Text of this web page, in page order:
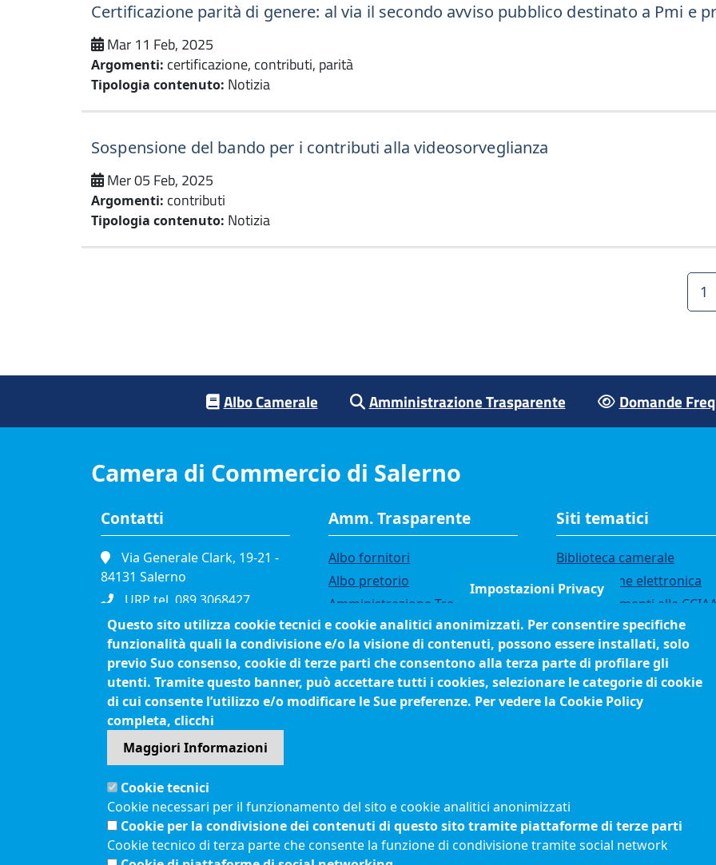
Certificazione parità di genere: al via il secondo avviso pubblico destinato a Pmi e
Mar 11 Feb, 2025
Argomenti: certificazione, contributi, parità
Tipologia contenuto: Notizia
Sospensione del bando per i contributi alla videosorveglianza
Mer 05 Feb, 2025
Argomenti: contributi
Tipologia contenuto: Notizia
1
Footer menuAlbo Camerale Amministrazione Trasparente Domande
Camera di Commercio di Salerno
Contatti
Via Generale Clark, 19-21 -
84131 Salerno
URP tel. 089.3068427
Portineria tel. 089.3068111
Fax. 089.334865
P.I. 01039610652
C.F. 80003090653
Cod. Fatturazione
Elettronica JCEC5F
Pec
Amm. Trasparente
Albo fornitori
Albo pretorio
Amministrazione Trasparente
Bandi di gara
Bilanci
Concorsi e selezioni
Organigramma
Siti tematici
Biblioteca camerale
Fatturazione elettronica
IBAN pagamenti alla CCIAA
Questionari soddisfazione
utenti
Menù privacy
Feed RSS Note legali
Impostazioni Privacy
Questo sito utilizza cookie tecnici e cookie analitici anonimizzati. Per consentire specifiche
funzionalità quali la condivisione e/o la visione di contenuti, possono essere installati, solo
previo Suo consenso, cookie di terze parti che consentono alla terza parte di profilare gli
utenti. Tramite questo banner, può accettare tutti i cookies, selezionare le categorie di cookie
di cui consente l’utilizzo e/o modificare le Sue preferenze. Per vedere la Cookie Policy
completa, clicchi
Maggiori Informazioni
Cookie tecnici
Cookie necessari per il funzionamento del sito e cookie analitici anonimizzati
Cookie per la condivisione dei contenuti di questo sito tramite piattaforme di terze parti
Cookie tecnico di terza parte che consente la funzione di condivisione tramite social network